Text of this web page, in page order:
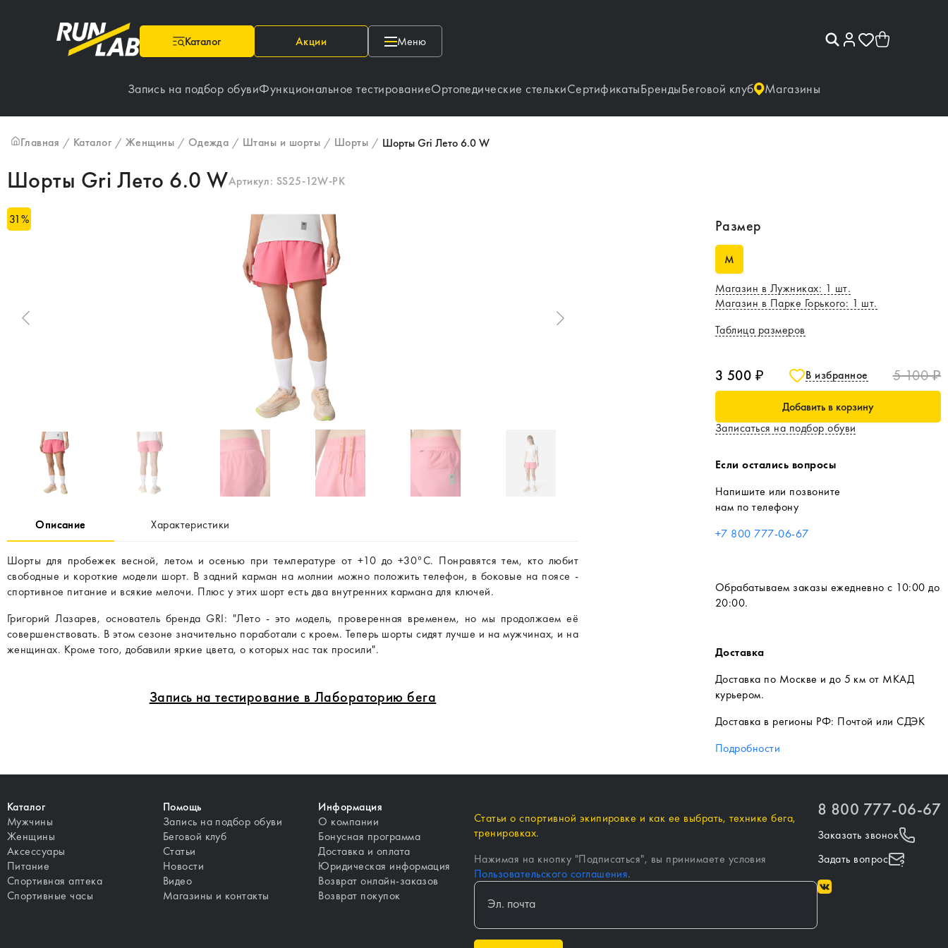
Каталог Акции Меню
Запись на подбор обувиФункциональное тестированиеОртопедические стелькиСертификатыБрендыБеговой клуб Магазины
Главная / Каталог / Женщины / Одежда / Штаны и шорты / Шорты / Шорты Gri Лето 6.0 W
Шорты Gri Лето 6.0 WАртикул: SS25-12W-PK
31%
Описание Характеристики
Шорты для пробежек весной, летом и осенью при температуре от +10 до +30°C. Понравятся тем, кто любит
свободные и короткие модели шорт. В задний карман на молнии можно положить телефон, в боковые на поясе -
спортивное питание и всякие мелочи. Плюс у этих шорт есть два внутренних кармана для ключей.
Григорий Лазарев, основатель бренда GRI: "Лето - это модель, проверенная временем, но мы продолжаем её
совершенствовать. В этом сезоне значительно поработали с кроем. Теперь шорты сидят лучше и на мужчинах, и на
женщинах. Кроме того, добавили яркие цвета, о которых нас так просили".
Запись на тестирование в Лабораторию бега
Размер
M
Магазин в Лужниках: 1 шт.
Магазин в Парке Горького: 1 шт.
Таблица размеров
3 500 ₽ В избранное 5 100 ₽
Добавить в корзину
Записаться на подбор обуви
Если остались вопросы
Напишите или позвоните
нам по телефону
+7 800 777-06-67
Обрабатываем заказы ежедневно с 10:00 до
20:00.
Доставка
Доставка по Москве и до 5 км от МКАД
курьером.
Доставка в регионы РФ: Почтой или СДЭК
Подробности
Каталог
Мужчины
Женщины
Аксессуары
Питание
Спортивная аптека
Спортивные часы
Помощь
Запись на подбор обуви
Беговой клуб
Статьи
Новости
Видео
Магазины и контакты
Информация
О компании
Бонусная программа
Доставка и оплата
Юридическая информация
Возврат онлайн-заказов
Возврат покупок
Статьи о спортивной экипировке и как ее выбрать, технике бега,
тренировках.
Нажимая на кнопку "Подписаться", вы принимаете условия
Пользовательского соглашения.
8 800 777-06-67
Заказать звонок
Задать вопрос